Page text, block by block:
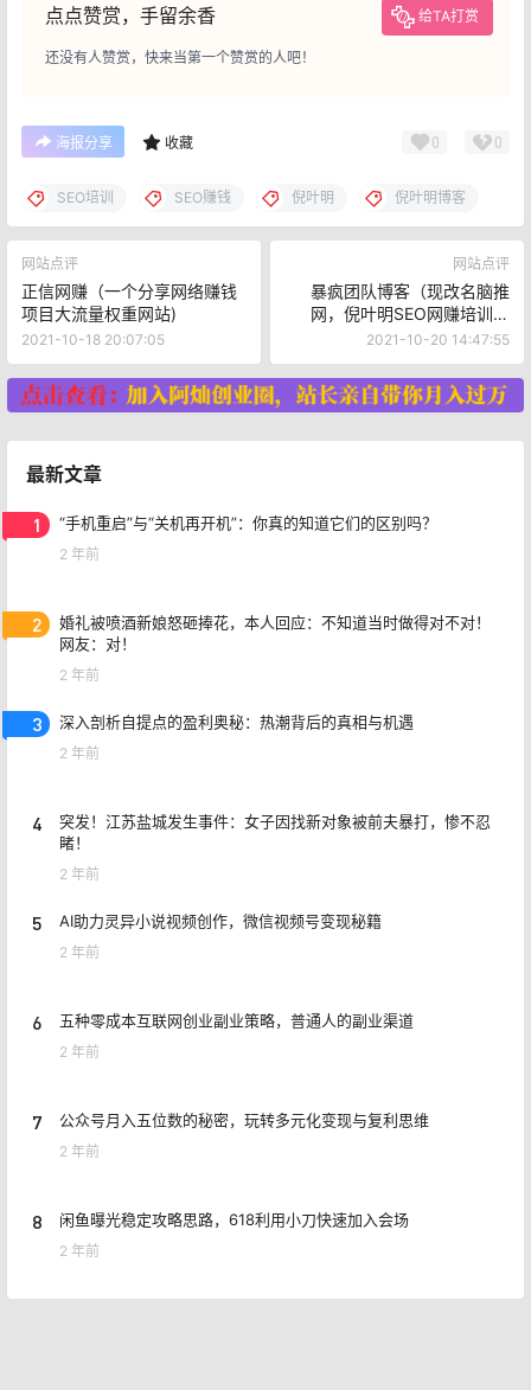
点点赞赏，手留余香 给TA打赏
还没有人赞赏，快来当第一个赞赏的人吧！
海报分享 收藏 0 0
SEO培训 SEO赚钱 倪叶明 倪叶明博客
网站点评
正信网赚（一个分享网络赚钱
项目大流量权重网站)
2021-10-18 20:07:05
网站点评
暴疯团队博客（现改名脑推
网，倪叶明SEO网赚培训站
点）
2021-10-20 14:47:55
最新文章
1 “手机重启”与“关机再开机”：你真的知道它们的区别吗？
2 年前
2
婚礼被喷酒新娘怒砸捧花，本人回应：不知道当时做得对不对！
网友：对！
2 年前
3 深入剖析自提点的盈利奥秘：热潮背后的真相与机遇
2 年前
4
突发！江苏盐城发生事件：女子因找新对象被前夫暴打，惨不忍
睹！
2 年前
5 AI助力灵异小说视频创作，微信视频号变现秘籍
2 年前
6 五种零成本互联网创业副业策略，普通人的副业渠道
2 年前
7 公众号月入五位数的秘密，玩转多元化变现与复利思维
2 年前
8 闲鱼曝光稳定攻略思路，618利用小刀快速加入会场
2 年前